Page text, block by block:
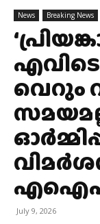
News Breaking News
വെറും
July 9, 2026